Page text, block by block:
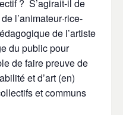
? S’agirait-il de
l’animateur·rice-
de l’artiste
du public pour
de faire preuve de
et d’art (en)
et communs